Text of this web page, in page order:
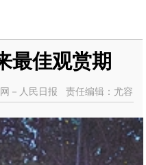
最佳观赏期
－人民日报 责任编辑：尤容